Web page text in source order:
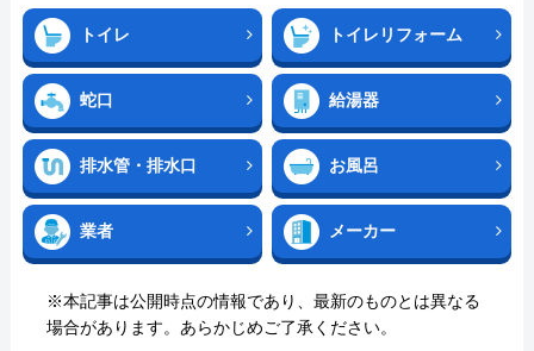
トイレ トイレリフォーム
蛇口 給湯器
排水管・排水口 お風呂
業者 メーカー
※本記事は公開時点の情報であり、最新のものとは異なる
場合があります。あらかじめご了承ください。